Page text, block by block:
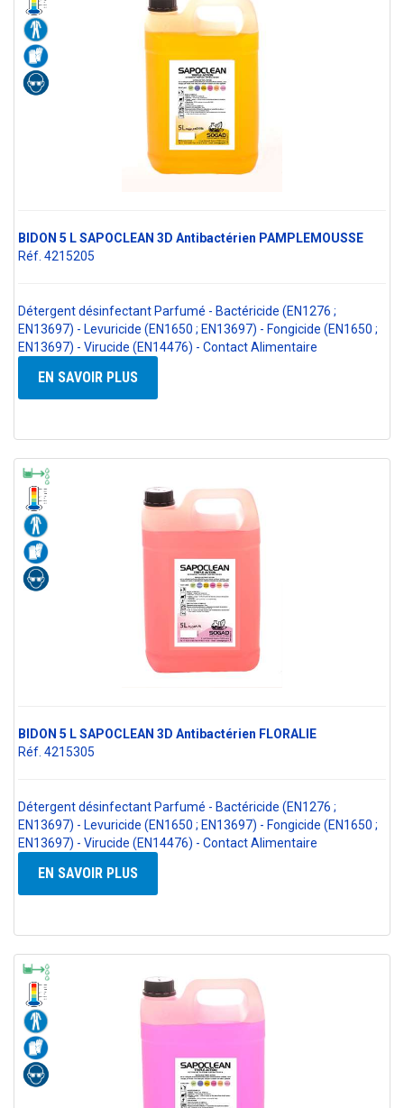
BIDON 5 L SAPOCLEAN 3D Antibactérien PAMPLEMOUSSE
Réf. 4215205
Détergent désinfectant Parfumé - Bactéricide (EN1276 ;
EN13697) - Levuricide (EN1650 ; EN13697) - Fongicide (EN1650 ;
EN13697) - Virucide (EN14476) - Contact Alimentaire
EN SAVOIR PLUS
BIDON 5 L SAPOCLEAN 3D Antibactérien FLORALIE
Réf. 4215305
Détergent désinfectant Parfumé - Bactéricide (EN1276 ;
EN13697) - Levuricide (EN1650 ; EN13697) - Fongicide (EN1650 ;
EN13697) - Virucide (EN14476) - Contact Alimentaire
EN SAVOIR PLUS